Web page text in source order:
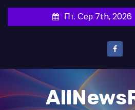
и
Пт. Сер 7th, 2026